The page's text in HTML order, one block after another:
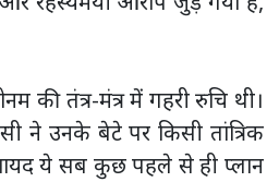
की तंत्र-मंत्र में गहरी रुचि थी।
ने उनके बेटे पर किसी तांत्रिक
ये सब कुछ पहले से ही प्लान